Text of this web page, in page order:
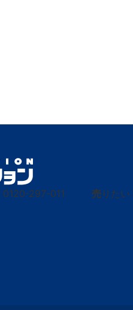
0120-297-011 売りたい